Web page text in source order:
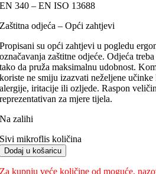
EN 340 – EN ISO 13688
Zaštitna odjeća – Opći zahtjevi
Propisani su opći zahtjevi u pogledu
označavanja zaštitne odjeće. Odjeća
tako da pruža maksimalnu udobnost.
koriste ne smiju izazvati neželjene
alergije, iritacije ili ozljede. Raspon
reprezentativan za mjere tijela.
Na zalihi
Sivi mikroflis količina
Dodaj u košaricu
Za kupnju veće količine od moguće,